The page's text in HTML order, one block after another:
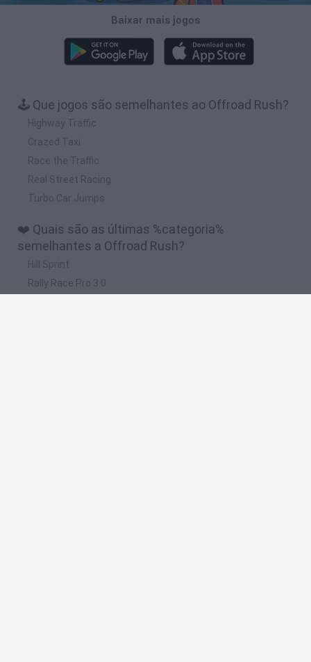
Baixar mais jogos
🕹️ Que jogos são semelhantes ao Offroad Rush?
Highway Traffic
Crazed Taxi
Race the Traffic
Real Street Racing
Turbo Car Jumps
❤️ Quais são as últimas %categoria%
semelhantes a Offroad Rush?
Hill Sprint
Rally Race Pro 3.0